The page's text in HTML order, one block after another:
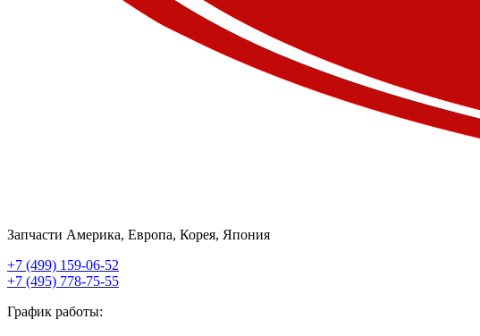
Запчасти Америка, Европа, Корея, Япония
+7 (499) 159-06-52
+7 (495) 778-75-55
График работы: